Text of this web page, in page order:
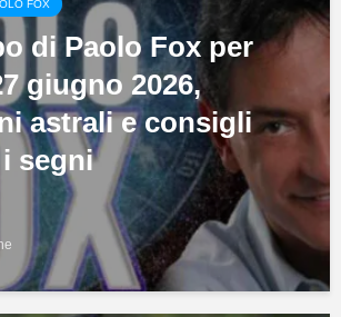
FOX
di Paolo Fox per
giugno 2026,
astrali e consigli
segni